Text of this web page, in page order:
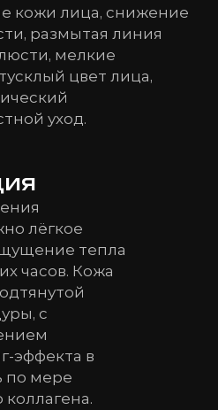
кожи лица, снижение
размытая линия
мелкие
цвет лица,
уход.
лёгкое
тепла
часов. Кожа
с
эффекта в
по мере
коллагена.